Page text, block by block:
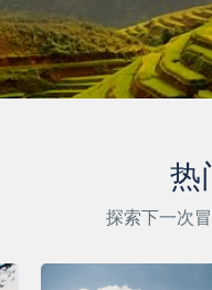
热
探索下一次